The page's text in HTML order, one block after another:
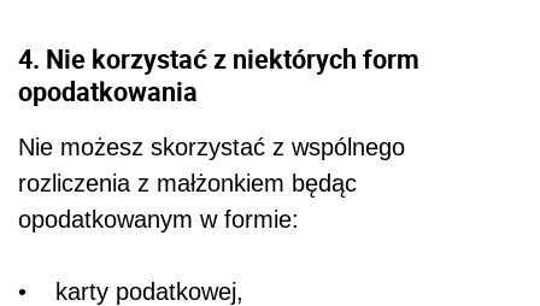
4. Nie korzystać z niektórych form
opodatkowania
Nie możesz skorzystać z wspólnego
rozliczenia z małżonkiem będąc
opodatkowanym w formie:
• karty podatkowej,